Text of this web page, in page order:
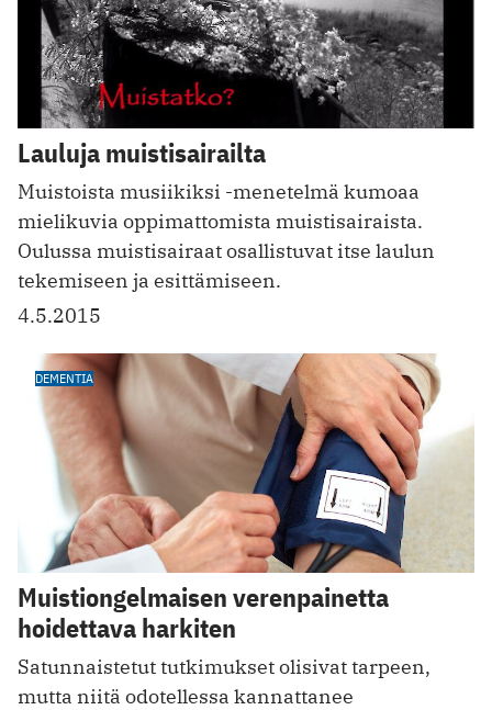
Lauluja muistisairailta
Muistoista musiikiksi -menetelmä kumoaa
mielikuvia oppimattomista muistisairaista.
Oulussa muistisairaat osallistuvat itse laulun
tekemiseen ja esittämiseen.
4.5.2015
DEMENTIA
Muistiongelmaisen verenpainetta
hoidettava harkiten
Satunnaistetut tutkimukset olisivat tarpeen,
mutta niitä odotellessa kannattanee